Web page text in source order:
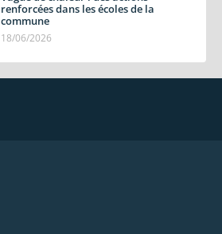
renforcées dans les écoles de la
commune
18/06/2026